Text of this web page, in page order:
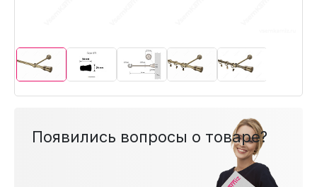
Появились вопросы о товаре?